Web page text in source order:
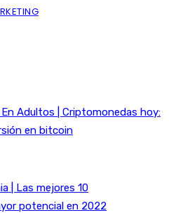
Adultos | Criptomonedas hoy:
en bitcoin
| Las mejores 10
potencial en 2022